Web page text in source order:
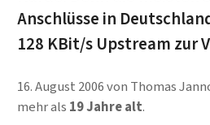
Anschlüsse in
128 KBit/s Upstream zur
16. August 2006von Thomas
mehr als 19 Jahre alt.